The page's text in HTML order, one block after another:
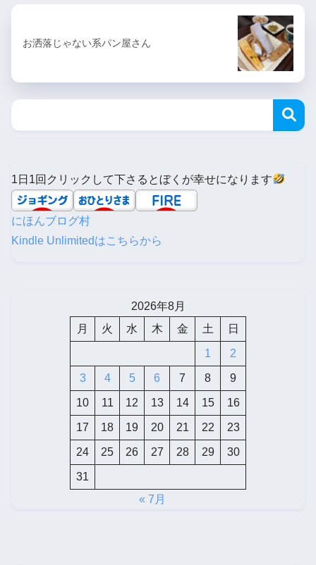
お洒落じゃない系パン屋さん
1日1回クリックして下さるとぼくが幸せになります
にほんブログ村
Kindle Unlimitedはこちらから
2026年8月
月
火 水 木 金 土 日
1 2
3 4 5 6 7 8 9
10 11 12 13 14 15 16
17 18 19 20 21 22 23
24 25 26 27 28 29 30
31
« 7月